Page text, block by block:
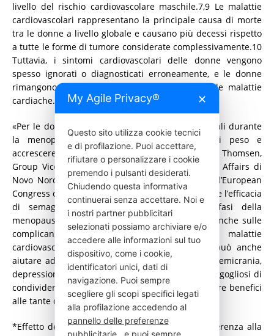
livello del rischio cardiovascolare maschile.7,9 Le malattie
cardiovascolari rappresentano la principale causa di morte
tra le donne a livello globale e causano più decessi rispetto
a tutte le forme di tumore considerate complessivamente.10
Tuttavia, i sintomi cardiovascolari delle donne vengono
spesso ignorati o diagnosticati erroneamente, e le donne
rimangono sottorappresentate nella ricerca sulle malattie
cardiache.
«Per le donne con obesità, i cambiamenti ormonali durante
la menopausa possono favorire l’aumento di peso e
accrescere il rischio di infarto», afferma Mette Thomsen,
Group Vice President e Head of Global Medical Affairs di
Novo Nordisk. «Le nuove evidenze presentate all’European
Congress on Obesity di quest’anno dimostrano che l’efficacia
di semaglutide nelle donne nelle diverse fasi della
menopausa va oltre la perdita di peso, agendo anche sulle
complicanze correlate all’obesità come malattie
cardiovascolari e disfunzione metabolica. Ma può anche
aiutare ad affrontare i disturbi quotidiani, quali emicrania,
depressione e sintomi della menopausa. Siamo orgogliosi di
condividere questi risultati che potrebbero portare benefici
alle tante donne che convivono con l’obesità».
*Effetto del trattamento in caso di completa aderenza alla
My Agile Privacy® ✕
Questo sito utilizza cookie tecnici
e di profilazione. Puoi accettare,
rifiutare o personalizzare i cookie
premendo i pulsanti desiderati.
Chiudendo questa informativa
continuerai senza accettare. Noi e
i nostri partner pubblicitari
selezionati possiamo archiviare e/o
accedere alle informazioni sul tuo
dispositivo, come i cookie,
identificatori unici, dati di
navigazione. Puoi sempre
scegliere gli scopi specifici legati
alla profilazione accedendo al
pannello delle preferenze
pubblicitarie, e puoi sempre